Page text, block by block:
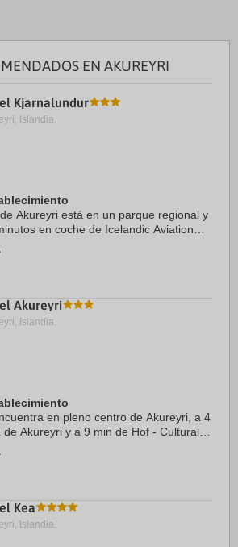
EN AKUREYRI
Kjarnalundur
Islandia.
Akureyri está en un parque regional y
en coche de Icelandic Aviation
de Museo ...
Akureyri
Islandia.
en pleno centro de Akureyri, a 4
de Akureyri y a 9 min de Hof - Cultural
Jardín ...
Kea
Islandia.